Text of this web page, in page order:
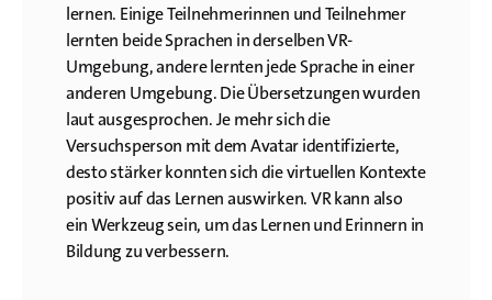
lernen. Einige Teilnehmerinnen und Teilnehmer
lernten beide Sprachen in derselben VR-
Umgebung, andere lernten jede Sprache in einer
anderen Umgebung. Die Übersetzungen wurden
laut ausgesprochen. Je mehr sich die
Versuchsperson mit dem Avatar identifizierte,
desto stärker konnten sich die virtuellen Kontexte
positiv auf das Lernen auswirken. VR kann also
ein Werkzeug sein, um das Lernen und Erinnern in
Bildung zu verbessern.